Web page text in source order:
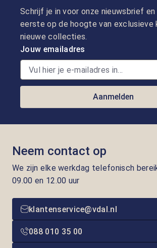
Schrijf je in voor onze nieuwsbrief
eerste op de hoogte van exclusieve
nieuwe collecties.
Jouw emailadres
Aanmelden
Neem contact op
We zijn elke werkdag telefonisch
09.00 en 12.00 uur
klantenservice@vdal.nl
088 010 35 00